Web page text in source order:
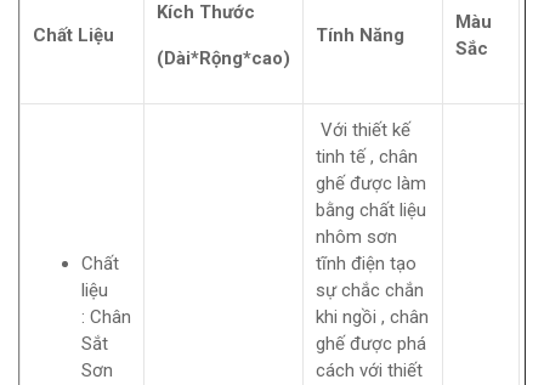
Chất Liệu
Kích Thước
(Dài*Rộng*cao)
Tính Năng
Màu
Sắc
Chất
liệu
: Chân
Sắt
Sơn
Với thiết kế
tinh tế , chân
ghế được làm
bằng chất liệu
nhôm sơn
tĩnh điện tạo
sự chắc chắn
khi ngồi , chân
ghế được phá
cách với thiết